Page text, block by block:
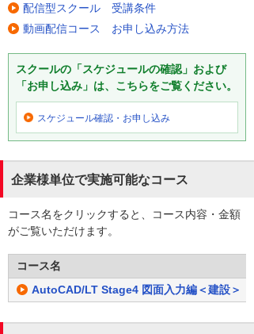
配信型スクール 受講条件
動画配信コース お申し込み方法
スクールの「スケジュールの確認」および
「お申し込み」は、こちらをご覧ください。
スケジュール確認・ お申し込み
企業様単位で実施可能なコース
コース名をクリックすると、コース内容・金額
がご覧いただけます。
コース名
AutoCAD/LT Stage4 図面入力編＜建設＞